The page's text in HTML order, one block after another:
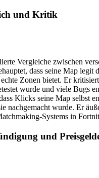
und Kritik
Vergleiche zwischen
dass seine Map legit
Zonen bietet. Er
wurde und viele Bugs
Klicks seine Map selbst
nachgemacht wurde. Er
Systems in
und